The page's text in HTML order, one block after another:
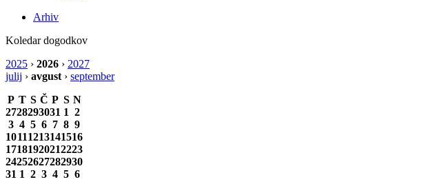
Arhiv
Koledar dogodkov
2025 › 2026 › 2027
julij › avgust › september
P T S Č P S N
2728293031 1 2
3 4 5 6 7 8 9
10111213141516
17181920212223
24252627282930
31 1 2 3 4 5 6